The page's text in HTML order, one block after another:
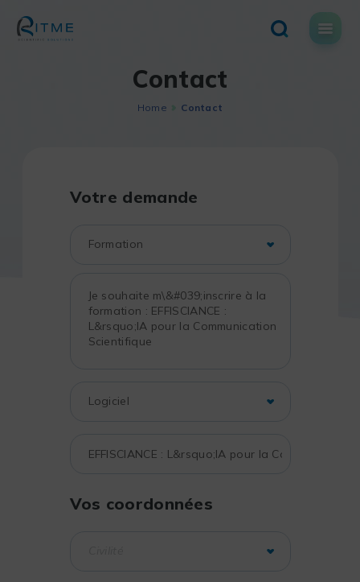
content
Contact
Home Contact
Votre demande
Vos coordonnées